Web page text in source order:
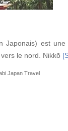
Japonais) est une
le nord. Nikkō
Japan Travel